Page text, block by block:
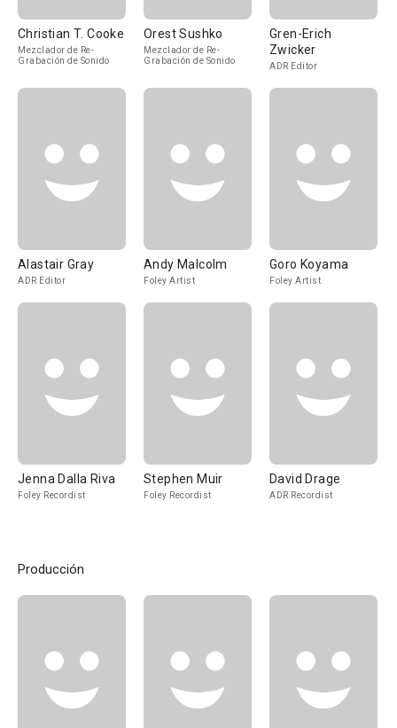
Christian T. Cooke
Mezclador de Re-
Grabación de Sonido
Orest Sushko
Mezclador de Re-
Grabación de Sonido
Gren-Erich
Zwicker
ADR Editor
Alastair Gray
ADR Editor
Andy Malcolm
Foley Artist
Goro Koyama
Foley Artist
Jenna Dalla Riva
Foley Recordist
Stephen Muir
Foley Recordist
David Drage
ADR Recordist
Producción